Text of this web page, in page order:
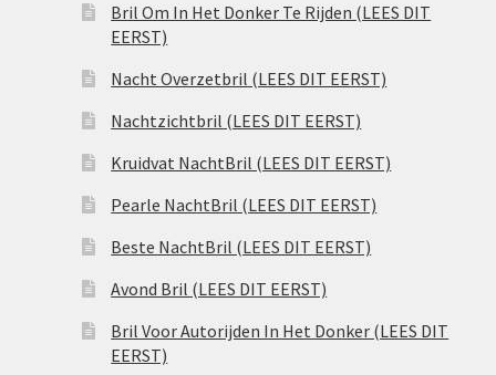
Bril Om In Het Donker Te Rijden (LEES DIT
EERST)
Nacht Overzetbril (LEES DIT EERST)
Nachtzichtbril (LEES DIT EERST)
Kruidvat NachtBril (LEES DIT EERST)
Pearle NachtBril (LEES DIT EERST)
Beste NachtBril (LEES DIT EERST)
Avond Bril (LEES DIT EERST)
Bril Voor Autorijden In Het Donker (LEES DIT
EERST)